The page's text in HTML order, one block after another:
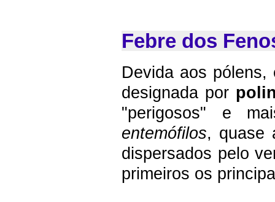
Febre dos
Devida aos
designada por
"perigosos" e
entemófilos, quase
dispersados pelo
primeiros os